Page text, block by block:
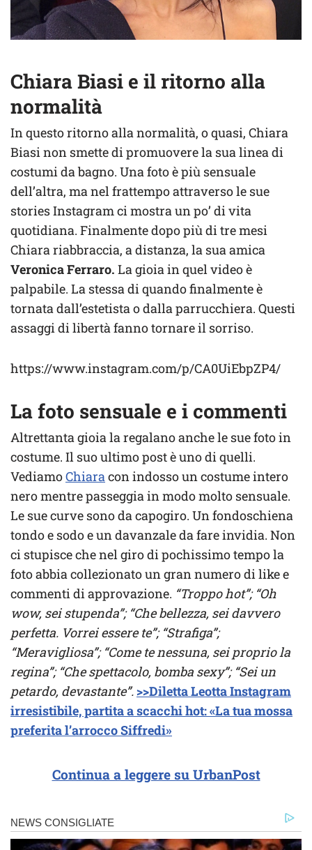
Chiara Biasi e il ritorno alla
normalità
In questo ritorno alla normalità, o quasi, Chiara
Biasi non smette di promuovere la sua linea di
costumi da bagno. Una foto è più sensuale
dell’altra, ma nel frattempo attraverso le sue
stories Instagram ci mostra un po’ di vita
quotidiana. Finalmente dopo più di tre mesi
Chiara riabbraccia, a distanza, la sua amica
Veronica Ferraro. La gioia in quel video è
palpabile. La stessa di quando finalmente è
tornata dall’estetista o dalla parrucchiera. Questi
assaggi di libertà fanno tornare il sorriso.
https://www.instagram.com/p/CA0UiEbpZP4/
La foto sensuale e i commenti
Altrettanta gioia la regalano anche le sue foto in
costume. Il suo ultimo post è uno di quelli.
VediamoChiaracon indosso un costume intero
nero mentre passeggia in modo molto sensuale.
Le sue curve sono da capogiro. Un fondoschiena
tondo e sodo e un davanzale da fare invidia. Non
ci stupisce che nel giro di pochissimo tempo la
foto abbia collezionato un gran numero di like e
commenti di approvazione. “Troppo hot”; “Oh
wow, sei stupenda”; “Che bellezza, sei davvero
perfetta. Vorrei essere te”; “Strafiga”;
“Meravigliosa”; “Come te nessuna, sei proprio la
regina”; “Che spettacolo, bomba sexy”; “Sei un
petardo, devastante”. >>Diletta Leotta Instagram
irresistibile, partita a scacchi hot: «La tua mossa
preferita l’arrocco Siffredi»
Continua a leggere su UrbanPost